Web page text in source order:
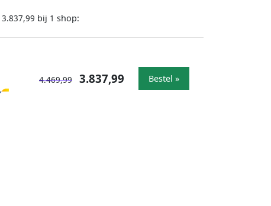
3.837,99 bij 1 shop:
4.469,99 3.837,99 Bestel »